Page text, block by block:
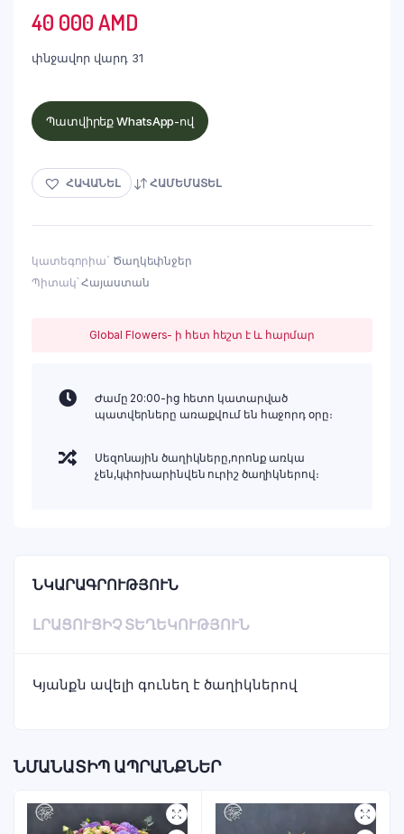
40 000AMD
փնջավոր վարդ 31
Պատվիրեք WhatsApp-ով
ՀԱՎԱՆԵԼ ՀԱՄԵՄԱՏԵԼ
կատեգորիա` Ծաղկեփնջեր
Պիտակ՝Հայաստան
Global Flowers- ի հետ հեշտ է և հարմար
Ժամը 20:00-ից հետո կատարված
պատվերները առաքվում են հաջորդ օրը։
Սեզոնային ծաղիկները,որոնք առկա
չեն,կփոխարինվեն ուրիշ ծաղիկներով։
ՆԿԱՐԱԳՐՈՒԹՅՈՒՆ
ԼՐԱՑՈՒՑԻՉ ՏԵՂԵԿՈՒԹՅՈՒՆ
Կյանքն ավելի գունեղ է ծաղիկներով
ՆՄԱՆԱՏԻՊ ԱՊՐԱՆՔՆԵՐ